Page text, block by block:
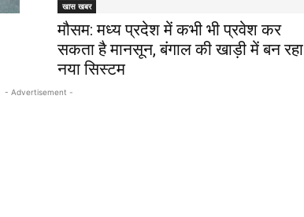
खास खबर
मौसम: मध्य प्रदेश में कभी भी प्रवेश कर
सकता है मानसून, बंगाल की खाड़ी में बन रहा
नया सिस्टम
- Advertisement -